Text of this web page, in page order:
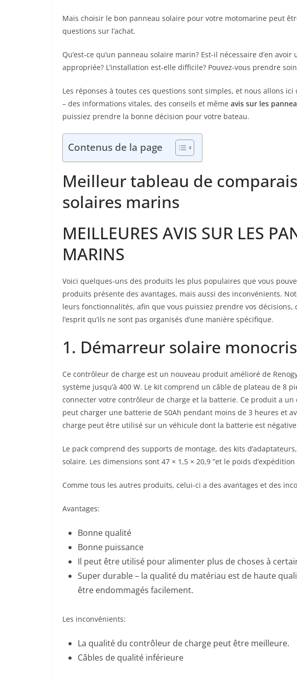
Mais choisir le bon panneau solaire pour votre motomarine peut
questions sur l’achat.
Qu’est-ce qu’un panneau solaire marin? Est-il nécessaire d’en
appropriée? L’installation est-elle difficile? Pouvez-vous prendre
Les réponses à toutes ces questions sont simples, et nous allons
– des informations vitales, des conseils et même avis sur les
puissiez prendre la bonne décision pour votre bateau.
Contenus de la page
Meilleur tableau de
solaires marins
MEILLEURES AVIS SUR LES
MARINS
Voici quelques-uns des produits les plus populaires que vous
produits présente des avantages, mais aussi des inconvénients.
leurs fonctionnalités, afin que vous puissiez prendre vos décisions,
l’esprit qu’ils ne sont pas organisés d’une manière spécifique.
1. Démarreur solaire
Ce contrôleur de charge est un nouveau produit amélioré de
système jusqu’à 400 W. Le kit comprend un câble de plateau de 8
connecter votre contrôleur de charge et la batterie. Ce produit a
peut charger une batterie de 50Ah pendant moins de 3 heures et
charge peut être utilisé sur un véhicule dont la batterie est
Le pack comprend des supports de montage, des kits
solaire. Les dimensions sont 47 × 1,5 × 20,9 ”et le poids
Comme tous les autres produits, celui-ci a des avantages et des
Avantages:
Bonne qualité
Bonne puissance
Il peut être utilisé pour alimenter plus de choses à
Super durable – la qualité du matériau est de haute
être endommagés facilement.
Les inconvénients:
La qualité du contrôleur de charge peut être meilleure.
Câbles de qualité inférieure